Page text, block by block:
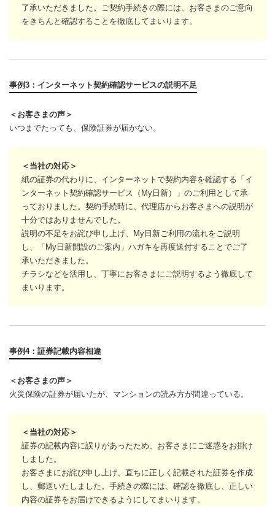
了承いただきました。ご契約手続きの際には、お客さまのご意向
をきちんと確認することを徹底してまいります。
事例3：インターネット契約確認サービスの説明不足
＜お客さまの声＞
いつまでたっても、保険証券が届かない。
＜当社の対応＞
紙の証券の代わりに、インターネットで契約内容を確認する「イ
ンターネット契約確認サービス（My日新）」のご利用として承
っておりました。契約手続時に、代理店からお客さまへの説明が
十分ではありませんでした。
説明の不足をお詫び申し上げ、My日新ご利用の流れをご説明
し、「My日新開設のご案内」ハガキを再度送付することでご了
承いただきました。
チラシなどを活用し、丁寧にお客さまにご説明するよう徹底して
まいります。
事例4：証券記載内容相違
＜お客さまの声＞
火災保険の証券が届いたが、マンションの読み方が間違っている。
＜当社の対応＞
証券の記載内容に誤りがあったため、お客さまにご迷惑をお掛け
しました。
お客さまにお詫び申し上げ、直ちに正しく記載された証券を作成
し、郵送いたしました。手続きの際には、確認を徹底し、正しい
内容の証券をお届けできるようにしてまいります。